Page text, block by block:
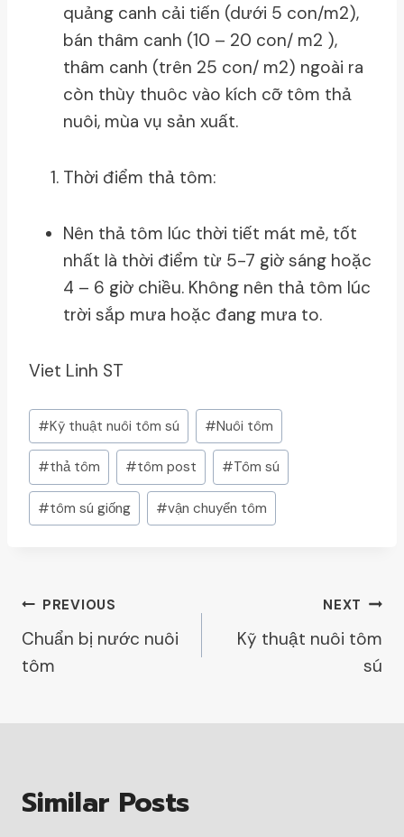
quảng canh cải tiến (dưới 5 con/m2),
bán thâm canh (10 – 20 con/ m2 ),
thâm canh (trên 25 con/ m2) ngoài ra
còn thùy thuôc vào kích cỡ tôm thả
nuôi, mùa vụ sản xuất.
Thời điểm thả tôm:
Nên thả tôm lúc thời tiết mát mẻ, tốt
nhất là thời điểm từ 5-7 giờ sáng hoặc
4 – 6 giờ chiều. Không nên thả tôm lúc
trời sắp mưa hoặc đang mưa to.
Viet Linh ST
Post
Tags:
#Kỹ thuật nuôi tôm sú #Nuôi tôm
#thả tôm #tôm post #Tôm sú
#tôm sú giống #vận chuyển tôm
Post
Navigation
PREVIOUS
Chuẩn bị nước nuôi
tôm
NEXT
Kỹ thuật nuôi tôm
sú
Similar Posts